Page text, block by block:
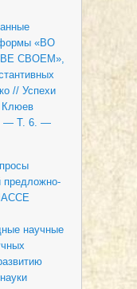
«ВО
СВОЕМ»,
// Успехи
Клюев
— Т. 6. —
предложно-
научные